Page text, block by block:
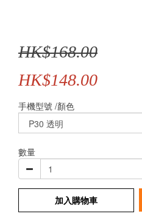
HK$168.00
HK$148.00
手機型號 /顏色
數量
加入購物車